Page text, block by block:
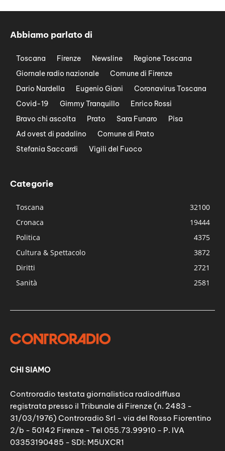
Abbiamo parlato di
Toscana Firenze Newsline
Regione Toscana
Giornale radio nazionale
Comune di Firenze
Dario Nardella
Eugenio Giani
Coronavirus Toscana
Covid-19
Gimmy Tranquillo
Enrico Rossi
Bravo chi ascolta
Prato Sara Funaro
Pisa
Ad ovest di padalino
Comune di Prato
Stefania Saccardi
Vigili del Fuoco
Categorie
Toscana
32100
Cronaca
19444
Politica
4375
Cultura & Spettacolo
3872
Diritti
2721
Sanità
2581
CHI SIAMO
Controradio testata giornalistica radiodiffusa
registrata presso il Tribunale di Firenze (n. 2483 -
31/03/1976) Controradio Srl - via del Rosso Fiorentino
2/b - 50142 Firenze - Tel 055.73.99910 - P. IVA
03353190485 - SDI: M5UXCR1